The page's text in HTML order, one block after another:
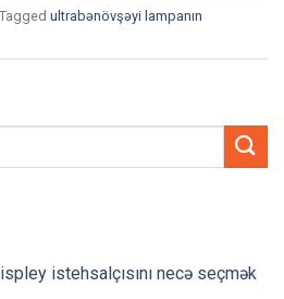
istehsalçısını necə seçmək
Tagged ultrabənövşəyi lampanın